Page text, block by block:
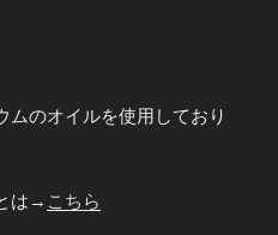
ムのオイルを使用しており
は→ こちら